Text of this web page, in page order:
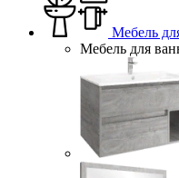
Мебель
Мебель для